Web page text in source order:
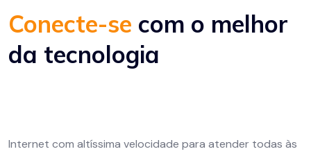
Conecte-se com o melhor
da tecnologia
Internet com altíssima velocidade para atender todas às